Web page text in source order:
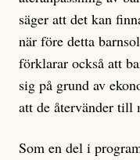
säger att det kan
när före detta
förklarar också att
sig på grund av
att de återvänder till
Som en del i